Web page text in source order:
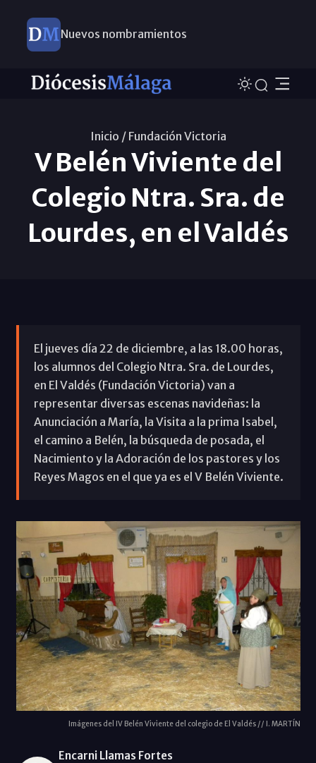
Nuevos nombramientos
Inicio / Fundación Victoria
V Belén Viviente del
Colegio Ntra. Sra. de
Lourdes, en el Valdés
El jueves día 22 de diciembre, a las 18.00 horas,
los alumnos del Colegio Ntra. Sra. de Lourdes,
en El Valdés (Fundación Victoria) van a
representar diversas escenas navideñas: la
Anunciación a María, la Visita a la prima Isabel,
el camino a Belén, la búsqueda de posada, el
Nacimiento y la Adoración de los pastores y los
Reyes Magos en el que ya es el V Belén Viviente.
Imágenes del IV Belén Viviente del colegio de El Valdés // I. MARTÍN
Encarni Llamas Fortes